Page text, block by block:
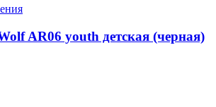
AR06 youth детская (черная)